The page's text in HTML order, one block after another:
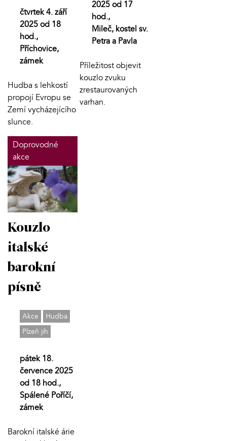
čtvrtek 4. září
2025 od 18
hod.,
Příchovice,
zámek
Hudba s lehkostí
propojí Evropu se
Zemí vycházejícího
slunce.
2025 od 17
hod.,
Mileč, kostel sv.
Petra a Pavla
Příležitost objevit
kouzlo zvuku
zrestaurovaných
varhan.
Doprovodné
akce
Kouzlo
italské
barokní
písně
Akce
Hudba
Plzeň jih
pátek 18.
července 2025
od 18 hod.,
Spálené Poříčí,
zámek
Barokní italské árie